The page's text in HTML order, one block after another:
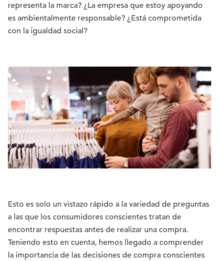
representa la marca? ¿La empresa que estoy apoyando
es ambientalmente responsable? ¿Está comprometida
con la igualdad social?
Esto es solo un vistazo rápido a la variedad de preguntas
a las que los consumidores conscientes tratan de
encontrar respuestas antes de realizar una compra.
Teniendo esto en cuenta, hemos llegado a comprender
la importancia de las decisiones de compra conscientes